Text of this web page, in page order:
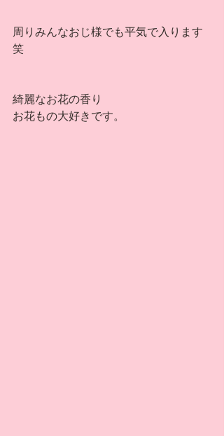
周りみんなおじ様でも平気で入ります
笑
綺麗なお花の香り
お花もの大好きです。